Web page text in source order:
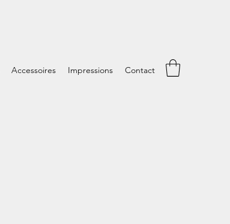
Accessoires Impressions Contact